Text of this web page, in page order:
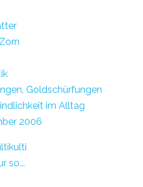
Goldschürfungen
im Alltag
2006
so...